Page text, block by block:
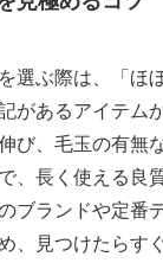
選ぶ際は、「ほ
があるアイテム
び、毛玉の有無
、長く使える良
ブランドや定番
、見つけたらす